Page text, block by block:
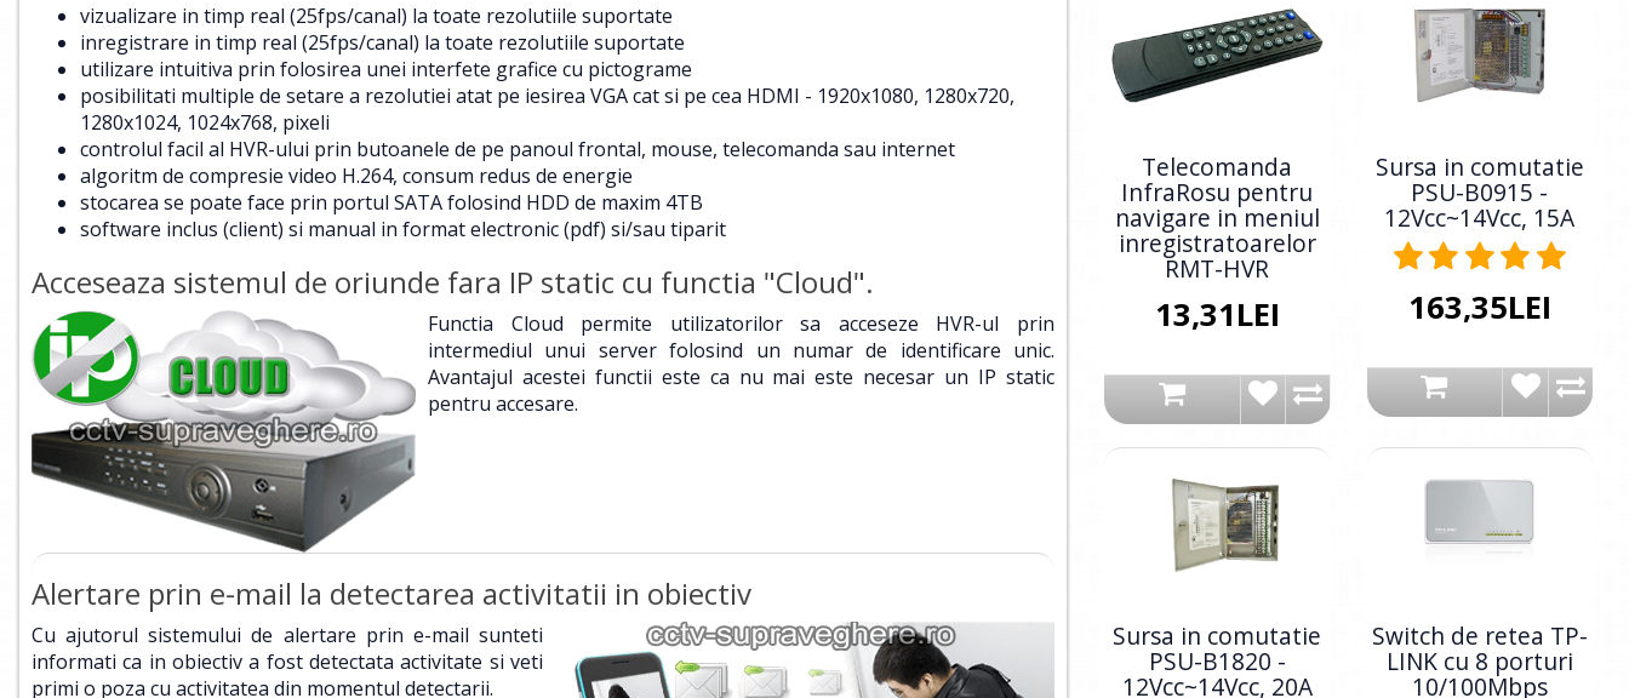
vizualizare in timp real (25fps/canal) la toate rezolutiile suportate
inregistrare in timp real (25fps/canal) la toate rezolutiile suportate
utilizare intuitiva prin folosirea unei interfete grafice cu pictograme
posibilitati multiple de setare a rezolutiei atat pe iesirea VGA cat si pe cea HDMI - 1920x1080, 1280x720,
1280x1024, 1024x768, pixeli
controlul facil al HVR-ului prin butoanele de pe panoul frontal, mouse, telecomanda sau internet
algoritm de compresie video H.264, consum redus de energie
stocarea se poate face prin portul SATA folosind HDD de maxim 4TB
software inclus (client) si manual in format electronic (pdf) si/sau tiparit
Acceseaza sistemul de oriunde fara IP static cu functia "Cloud".
Functia Cloud permite utilizatorilor sa acceseze HVR-ul prin
intermediul unui server folosind un numar de identificare unic.
Avantajul acestei functii este ca nu mai este necesar un IP static
pentru accesare.
Alertare prin e-mail la detectarea activitatii in obiectiv
Cu ajutorul sistemului de alertare prin e-mail sunteti
informati ca in obiectiv a fost detectata activitate si veti
primi o poza cu activitatea din momentul detectarii.
Telecomanda
InfraRosu pentru
navigare in meniul
inregistratoarelor
RMT-HVR
13,31LEI
Sursa in comutatie
PSU-B0915 -
12Vcc~14Vcc, 15A
163,35LEI
Sursa in comutatie
PSU-B1820 -
12Vcc~14Vcc, 20A
Switch de retea TP-
LINK cu 8 porturi
10/100Mbps